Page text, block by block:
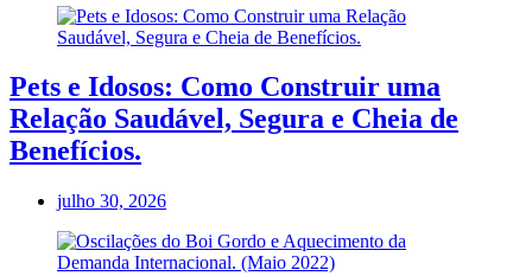
Pets e Idosos: Como Construir uma
Relação Saudável, Segura e Cheia de
Benefícios.
julho 30, 2026